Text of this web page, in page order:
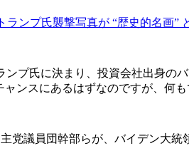
ランプ氏襲撃写真が “歴史的名画”
プ氏に決まり、投資会社出身の
ンスにあるはずなのですが、何も
議員団幹部らが、バイデン大